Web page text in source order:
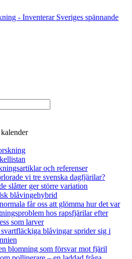
och referenser
vi tre svenska dagfjärilar?
slåtter ger större variation
blåvingehybrid
får oss att glömma hur det var
hos rapsfjärilar efter
som larver
svartfläckiga blåvingar sprider sig i
blomning som försvar mot fjäril